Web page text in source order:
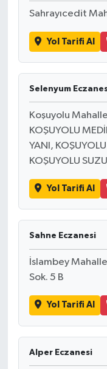
Sahrayıcedit
Yol Tarifi Al
Selenyum
Koşuyolu
KOŞUYOLU
YANI,
KOŞUYOLU
Yol Tarifi Al
Sahne Eczanesi
İslambey
Sok. 5 B
Yol Tarifi Al
Alper Eczanesi
Türkiye
Video Galeri
Yaşam
Yemek Tarifleri